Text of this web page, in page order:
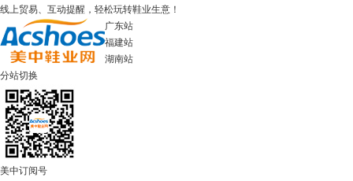
线上贸易、互动提醒，轻松玩转鞋业生意！
广东站
福建站
湖南站
分站切换
美中订阅号